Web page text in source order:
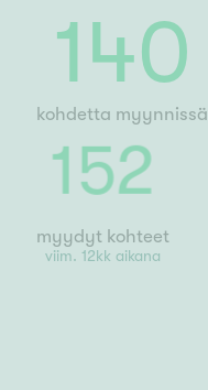
140
kohdetta myynnissä
152
myydyt kohteet
viim. 12kk aikana